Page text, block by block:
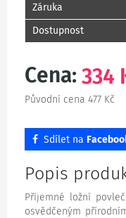
Záruka
Dostupnost
Cena: 334
Původní cena 477 Kč
Sdílet na
Popis
Příjemné ložní
osvědčeným